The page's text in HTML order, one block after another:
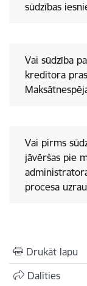
sūdzības
Vai sūdzība
kreditora
Vai pirms
jāvēršas pie
procesa
Drukāt lapu
Dalīties